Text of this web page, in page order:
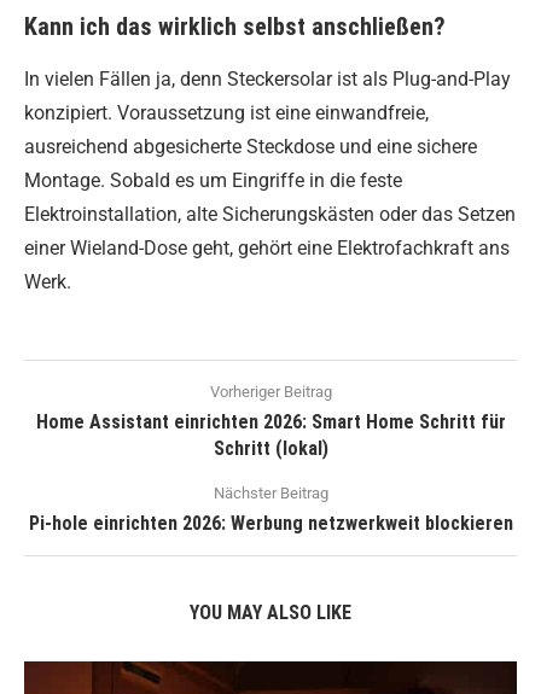
Kann ich das wirklich selbst anschließen?
In vielen Fällen ja, denn Steckersolar ist als Plug-and-Play
konzipiert. Voraussetzung ist eine einwandfreie,
ausreichend abgesicherte Steckdose und eine sichere
Montage. Sobald es um Eingriffe in die feste
Elektroinstallation, alte Sicherungskästen oder das Setzen
einer Wieland-Dose geht, gehört eine Elektrofachkraft ans
Werk.
Vorheriger Beitrag
Home Assistant einrichten 2026: Smart Home Schritt für
Schritt (lokal)
Nächster Beitrag
Pi-hole einrichten 2026: Werbung netzwerkweit blockieren
YOU MAY ALSO LIKE